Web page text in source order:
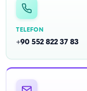
TELEFON
+90 552 822 37 83